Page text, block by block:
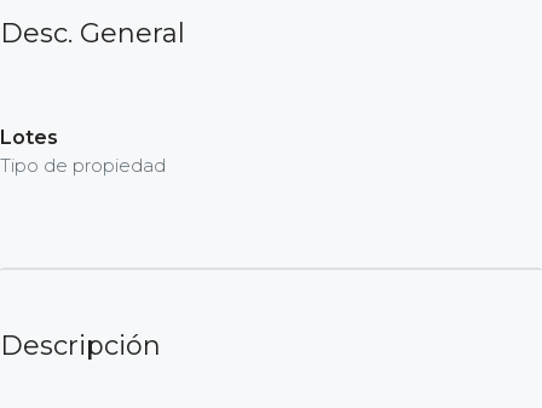
Desc. General
Lotes
Tipo de propiedad
Descripción